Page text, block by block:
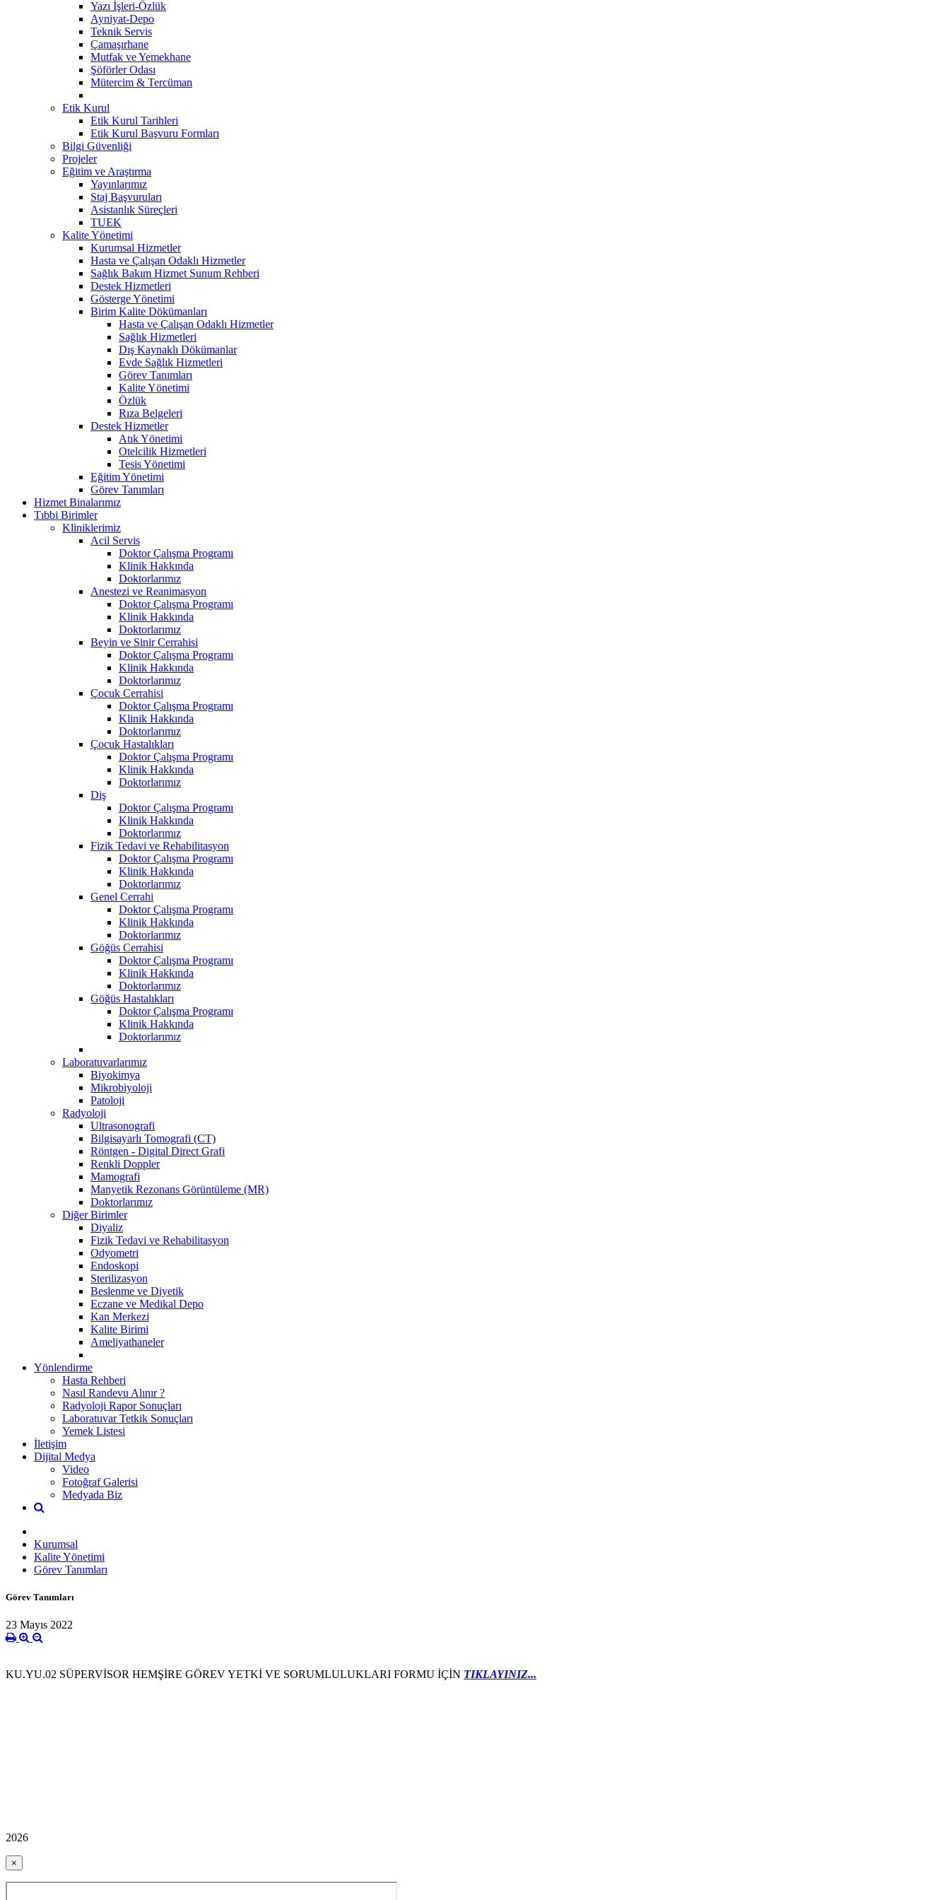
Yazı İşleri-Özlük
Ayniyat-Depo
Teknik Servis
Çamaşırhane
Mutfak ve Yemekhane
Şöförler Odası
Mütercim & Tercüman
Etik Kurul
Etik Kurul Tarihleri
Etik Kurul Başvuru Formları
Bilgi Güvenliği
Projeler
Eğitim ve Araştırma
Yayınlarımız
Staj Başvuruları
Asistanlık Süreçleri
TUEK
Kalite Yönetimi
Kurumsal Hizmetler
Hasta ve Çalışan Odaklı Hizmetler
Sağlık Bakım Hizmet Sunum Rehberi
Destek Hizmetleri
Gösterge Yönetimi
Birim Kalite Dökümanları
Hasta ve Çalışan Odaklı Hizmetler
Sağlık Hizmetleri
Dış Kaynaklı Dökümanlar
Evde Sağlık Hizmetleri
Görev Tanımları
Kalite Yönetimi
Özlük
Rıza Belgeleri
Destek Hizmetler
Atık Yönetimi
Otelcilik Hizmetleri
Tesis Yönetimi
Eğitim Yönetimi
Görev Tanımları
Hizmet Binalarımız
Tıbbi Birimler
Kliniklerimiz
Acil Servis
Doktor Çalışma Programı
Klinik Hakkında
Doktorlarımız
Anestezi ve Reanimasyon
Doktor Çalışma Programı
Klinik Hakkında
Doktorlarımız
Beyin ve Sinir Cerrahisi
Doktor Çalışma Programı
Klinik Hakkında
Doktorlarımız
Çocuk Cerrahisi
Doktor Çalışma Programı
Klinik Hakkında
Doktorlarımız
Çocuk Hastalıkları
Doktor Çalışma Programı
Klinik Hakkında
Doktorlarımız
Diş
Doktor Çalışma Programı
Klinik Hakkında
Doktorlarımız
Fizik Tedavi ve Rehabilitasyon
Doktor Çalışma Programı
Klinik Hakkında
Doktorlarımız
Genel Cerrahi
Doktor Çalışma Programı
Klinik Hakkında
Doktorlarımız
Göğüs Cerrahisi
Doktor Çalışma Programı
Klinik Hakkında
Doktorlarımız
Göğüs Hastalıkları
Doktor Çalışma Programı
Klinik Hakkında
Doktorlarımız
Laboratuvarlarımız
Biyokimya
Mikrobiyoloji
Patoloji
Radyoloji
Ultrasonografi
Bilgisayarlı Tomografi (CT)
Röntgen - Digital Direct Grafi
Renkli Doppler
Mamografi
Manyetik Rezonans Görüntüleme (MR)
Doktorlarımız
Diğer Birimler
Diyaliz
Fizik Tedavi ve Rehabilitasyon
Odyometri
Endoskopi
Sterilizasyon
Beslenme ve Diyetik
Eczane ve Medikal Depo
Kan Merkezi
Kalite Birimi
Ameliyathaneler
Yönlendirme
Hasta Rehberi
Nasıl Randevu Alınır ?
Radyoloji Rapor Sonuçları
Laboratuvar Tetkik Sonuçları
Yemek Listesi
İletişim
Dijital Medya
Video
Fotoğraf Galerisi
Medyada Biz
Kurumsal
Kalite Yönetimi
Görev Tanımları
Görev Tanımları
23 Mayıs 2022
KU.YU.02 SÜPERVİSOR HEMŞİRE GÖREV YETKİ VE SORUMLULUKLARI FORMU İÇİN TIKLAYINIZ...
2026
×